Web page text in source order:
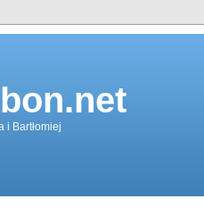
i Bartłomiej